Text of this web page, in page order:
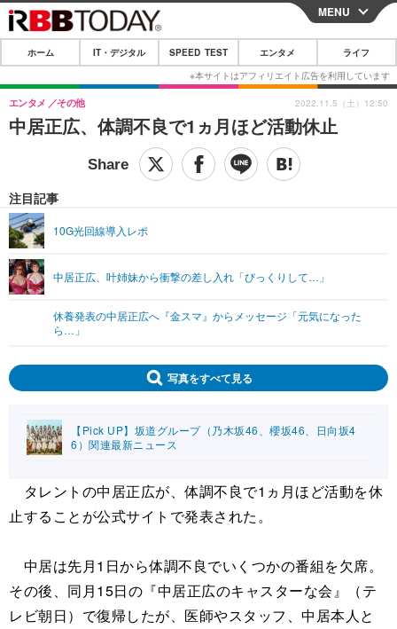
CLOSE
ホーム
IT・デジタル
IT・デジタルTOP スマートフォン
ネタ ガジェット・ツール
SPEED TEST
音楽 スポーツ
グラビア ブログ
ライフ
ペット ショッピング
その他
リリース一覧
プッシュ通知の停止方法
MENU
ホーム IT・デジタル SPEED TEST エンタメ ライフ
中居正広、体調不良で1ヵ月ほど活動休止
エンタメ その他
注目記事
10G光回線導入レポ
中居正広、叶姉妹から衝撃の差し入れ「びっくりして…」
休養発表の中居正広へ『金スマ』からメッセージ「元気になった
ら…」
2022.11.5（土）12:50
写真をすべて見る
【Pick UP】坂道グループ（乃木坂46、櫻坂46、日向坂4
6）関連最新ニュース
タレントの中居正広が、体調不良で1ヵ月ほど活動を休
止することが公式サイトで発表された。
中居は先月1日から体調不良でいくつかの番組を欠席。
その後、同月15日の『中居正広のキャスターな会』（テ
レビ朝日）で復帰したが、医師やスタッフ、中居本人と